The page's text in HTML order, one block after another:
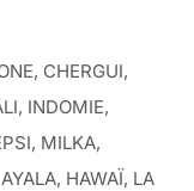
CHERGUI,
INDOMIE,
MILKA,
HAWAÏ, LA